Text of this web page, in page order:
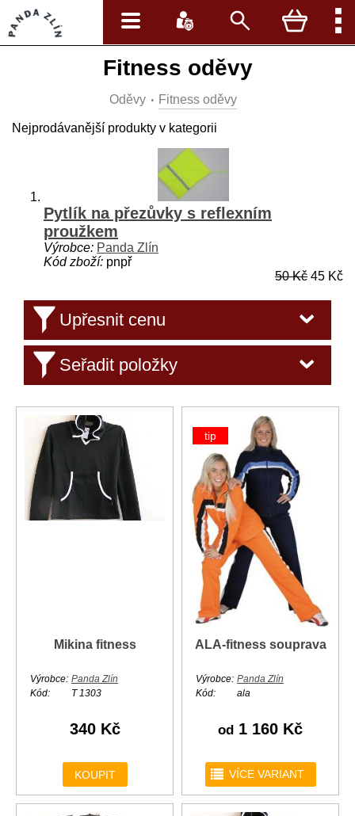
Fitness oděvy
Oděvy Fitness oděvy
Nejprodávanější produkty v kategorii
Pytlík na přezůvky s reflexním
proužkem
Výrobce: Panda Zlín
Kód zboží: pnpř
50 Kč 45 Kč
Upřesnit cenu
Seřadit položky
Mikina fitness
Výrobce: Panda Zlín
Kód:
T 1303
340 Kč
KOUPIT
tip
ALA-fitness souprava
Výrobce: Panda Zlín
Kód:
ala
od 1 160 Kč
r VÍCE VARIANT